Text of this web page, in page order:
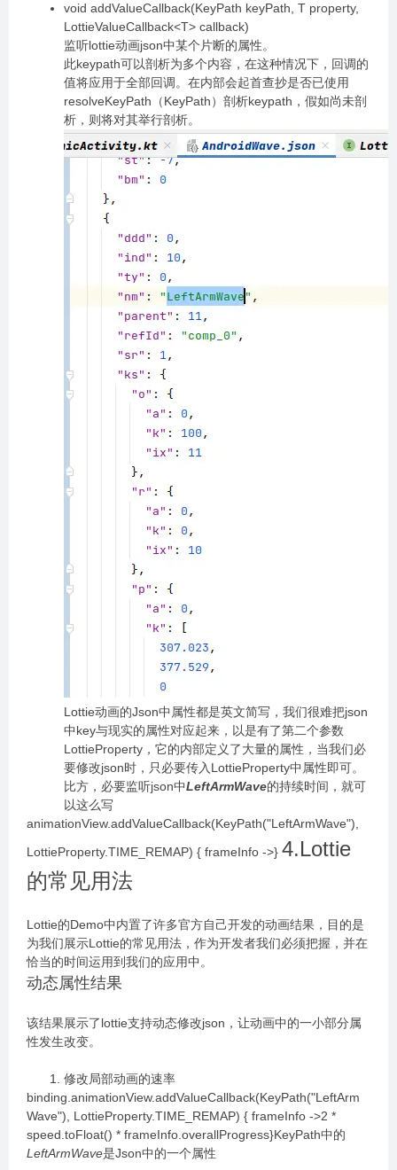
void addValueCallback(KeyPath keyPath, T property,
LottieValueCallback<T> callback)
监听lottie动画json中某个片断的属性。
此keypath可以剖析为多个内容，在这种情况下，回调的
值将应用于全部回调。在内部会起首查抄是否已使用
resolveKeyPath（KeyPath）剖析keypath，假如尚未剖
析，则将对其举行剖析。
Lottie动画的Json中属性都是英文简写，我们很难把json
中key与现实的属性对应起来，以是有了第二个参数
LottieProperty，它的内部定义了大量的属性，当我们必
要修改json时，只必要传入LottieProperty中属性即可。
比方，必要监听json中LeftArmWave的持续时间，就可
以这么写
animationView.addValueCallback(KeyPath("LeftArmWave"),
LottieProperty.TIME_REMAP) { frameInfo ->} 4.Lottie
的常见用法
Lottie的Demo中内置了许多官方自己开发的动画结果，目的是
为我们展示Lottie的常见用法，作为开发者我们必须把握，并在
恰当的时间运用到我们的应用中。
动态属性结果
该结果展示了lottie支持动态修改json，让动画中的一小部分属
性发生改变。
修改局部动画的速率
binding.animationView.addValueCallback(KeyPath("LeftArm
Wave"), LottieProperty.TIME_REMAP) { frameInfo ->2 *
speed.toFloat() * frameInfo.overallProgress}KeyPath中的
LeftArmWave是Json中的一个属性